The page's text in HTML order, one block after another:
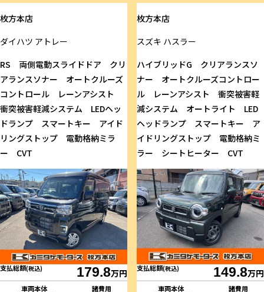
枚方本店
ダイハツ アトレー
RS 両側電動スライドドア クリ
アランスソナー オートクルーズ
コントロール レーンアシスト
衝突被害軽減システム LEDヘッ
ドランプ スマートキー アイド
リングストップ 電動格納ミラ
ー CVT
支払総額(税込) 179.8万円
車両本体 諸費用
枚方本店
スズキ ハスラー
ハイブリッドG クリアランスソ
ナー オートクルーズコントロー
ル レーンアシスト 衝突被害軽
減システム オートライト LED
ヘッドランプ スマートキー ア
イドリングストップ 電動格納ミ
ラー シートヒーター CVT
支払総額(税込) 149.8万円
車両本体 諸費用